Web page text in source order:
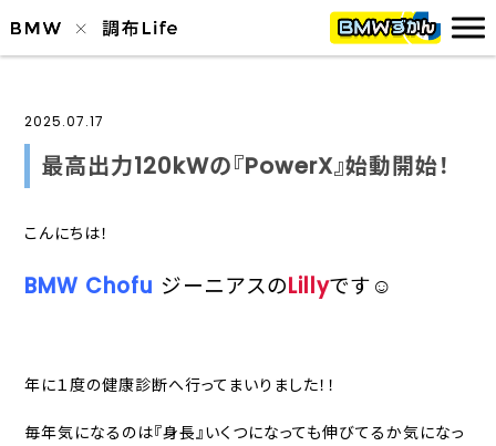
2025.07.17
最高出力120kWの『PowerX』始動開始！
こんにちは！
BMW Chofu ジーニアスのLillyです☺️
年に１度の健康診断へ行ってまいりました！！
毎年気になるのは『身長』いくつになっても伸びてるか気になっ